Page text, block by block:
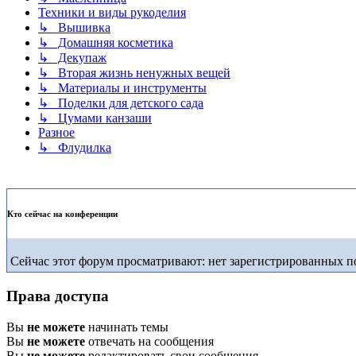
Техники и виды рукоделия
↳ Вышивка
↳ Домашняя косметика
↳ Декупаж
↳ Вторая жизнь ненужных вещей
↳ Материалы и инструменты
↳ Поделки для детского сада
↳ Цумами канзаши
Разное
↳ Флудилка
Кто сейчас на конференции
Сейчас этот форум просматривают: нет зарегистрированных
Права доступа
Вы не можете начинать темы
Вы не можете отвечать на сообщения